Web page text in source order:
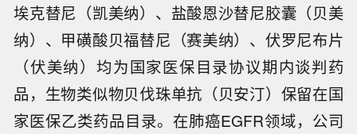
埃克替尼（凯美纳）、盐酸恩沙替尼胶囊（贝美
纳）、甲磺酸贝福替尼（赛美纳）、伏罗尼布片
（伏美纳）均为国家医保目录协议期内谈判药
品，生物类似物贝伐珠单抗（贝安汀）保留在国
家医保乙类药品目录。在肺癌EGFR领域，公司